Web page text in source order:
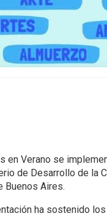
en Verano se
de Desarrollo de la
Buenos Aires.
ha sostenido